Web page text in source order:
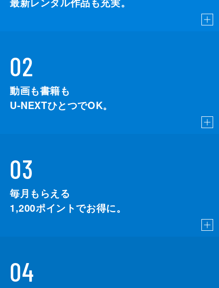
02
動画も書籍も
U-NEXTひとつでOK。
03
毎月もらえる
1,200ポイントでお得に。
04